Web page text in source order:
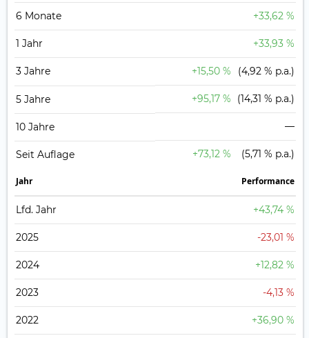
6 Monate +33,62 %
1 Jahr +33,93 %
3 Jahre +15,50 % (4,92 % p.a.)
5 Jahre +95,17 % (14,31 % p.a.)
10 Jahre —
Seit Auflage +73,12 % (5,71 % p.a.)
Jahr Perfor­mance
Lfd. Jahr +43,74 %
2025 -23,01 %
2024 +12,82 %
2023 -4,13 %
2022 +36,90 %